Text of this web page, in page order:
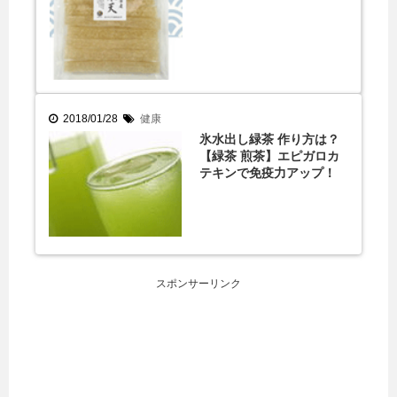
2018/01/28 健康
氷水出し緑茶 作り方は？
【緑茶 煎茶】エピガロカ
テキンで免疫力アップ！
スポンサーリンク